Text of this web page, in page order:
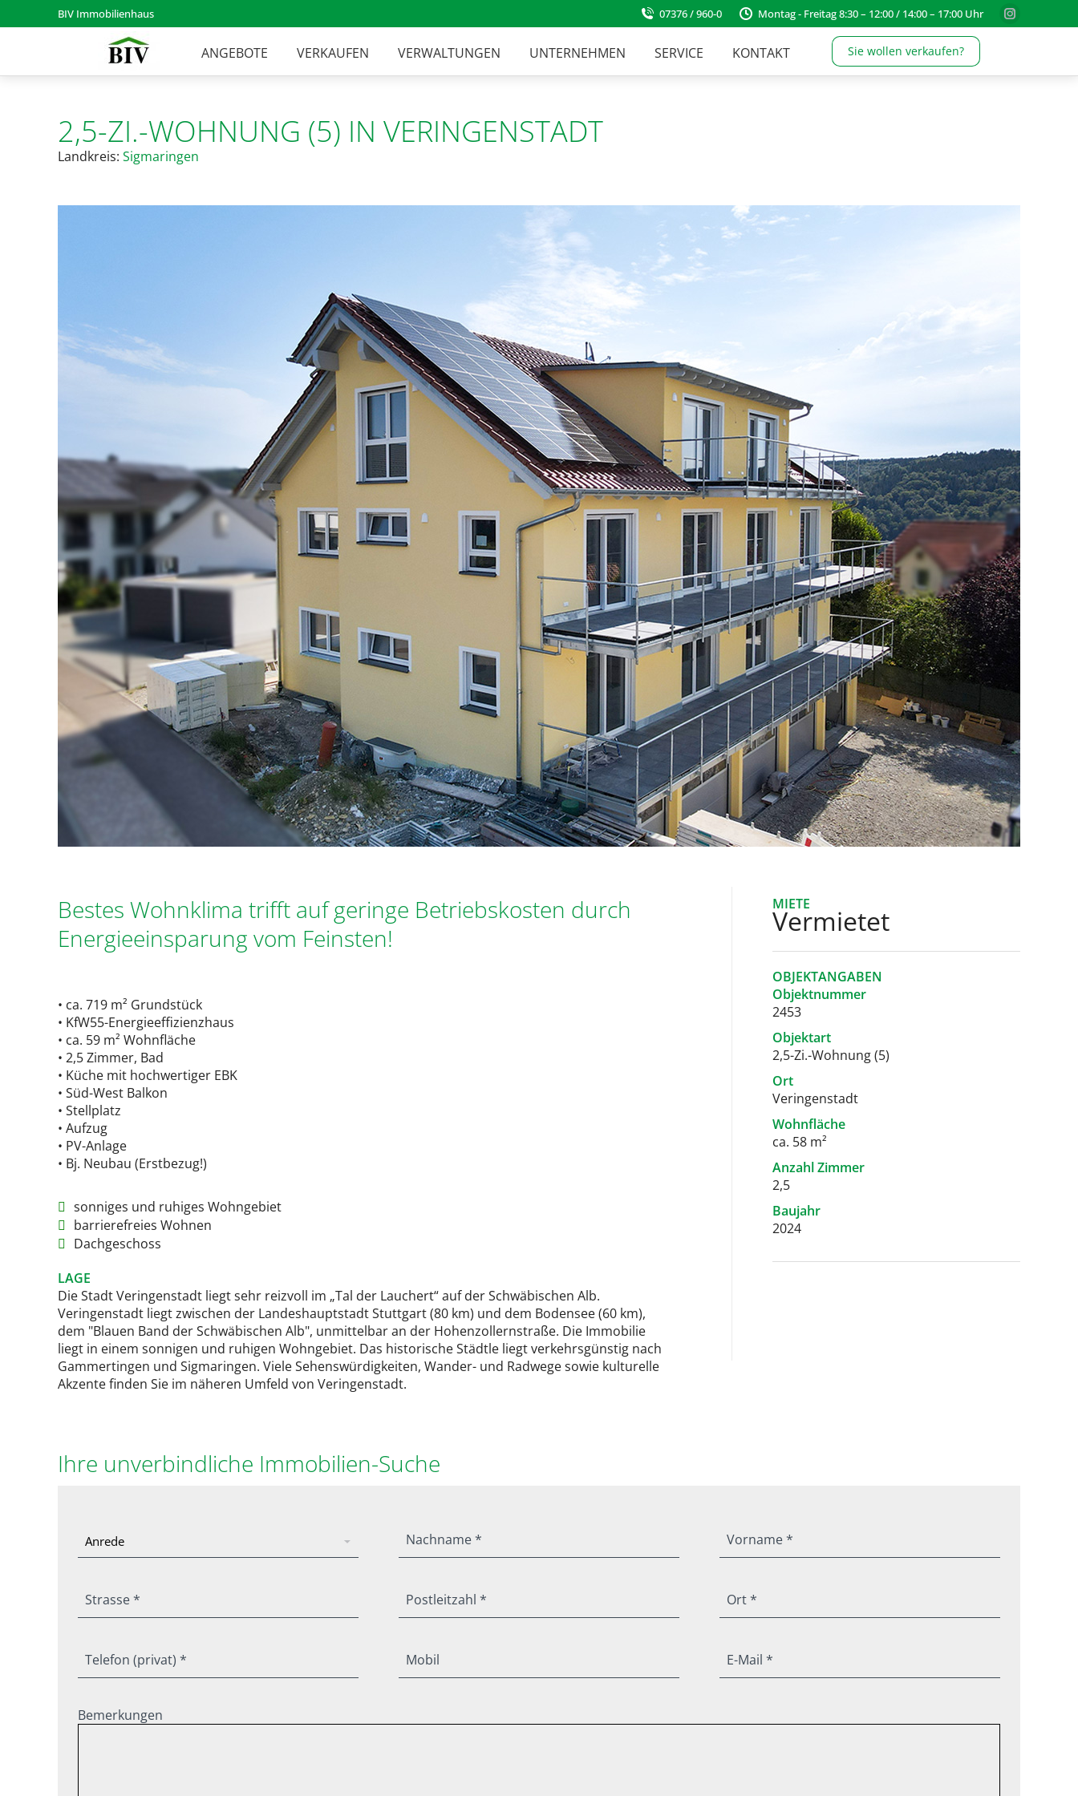
BIV Immobilienhaus 07376 / 960-0 Montag - Freitag 8:30 – 12:00 / 14:00 – 17:00 Uhr
Instagram
ANGEBOTE VERKAUFEN VERWALTUNGEN UNTERNEHMEN SERVICE KONTAKT Sie wollen verkaufen?
2,5-ZI.-WOHNUNG (5) IN VERINGENSTADT
Landkreis: Sigmaringen
Bestes Wohnklima trifft auf geringe Betriebskosten durch
Energieeinsparung vom Feinsten!
• ca. 719 m² Grundstück
• KfW55-Energieeffizienzhaus
• ca. 59 m² Wohnfläche
• 2,5 Zimmer, Bad
• Küche mit hochwertiger EBK
• Süd-West Balkon
• Stellplatz
• Aufzug
• PV-Anlage
• Bj. Neubau (Erstbezug!)
sonniges und ruhiges Wohngebiet
barrierefreies Wohnen
Dachgeschoss
LAGE
Die Stadt Veringenstadt liegt sehr reizvoll im „Tal der Lauchert“ auf der Schwäbischen Alb.
Veringenstadt liegt zwischen der Landeshauptstadt Stuttgart (80 km) und dem Bodensee (60 km),
dem "Blauen Band der Schwäbischen Alb", unmittelbar an der Hohenzollernstraße. Die Immobilie
liegt in einem sonnigen und ruhigen Wohngebiet. Das historische Städtle liegt verkehrsgünstig nach
Gammertingen und Sigmaringen. Viele Sehenswürdigkeiten, Wander- und Radwege sowie kulturelle
Akzente finden Sie im näheren Umfeld von Veringenstadt.
MIETE
Vermietet
OBJEKTANGABEN
Objektnummer
2453
Objektart
2,5-Zi.-Wohnung (5)
Ort
Veringenstadt
Wohnfläche
ca. 58 m²
Anzahl Zimmer
2,5
Baujahr
2024
Ihre unverbindliche Immobilien-Suche
Nachname * Vorname *
Strasse * Postleitzahl * Ort *
Telefon (privat) * Mobil E-Mail *
Bemerkungen